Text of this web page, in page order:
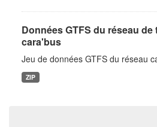
Données GTFS du réseau
cara'bus
Jeu de données GTFS du réseau
ZIP